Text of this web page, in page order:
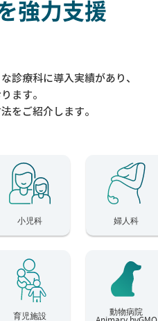
強力支援
診療科に導入実績があり、
ます。
をご紹介します。
小児科 婦人科
育児施設
動物病院